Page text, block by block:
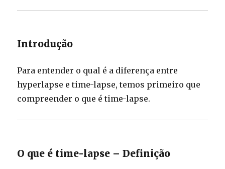
Introdução
Para entender o qual é a diferença entre
hyperlapse e time-lapse, temos primeiro que
compreender o que é time-lapse.
O que é time-lapse – Definição